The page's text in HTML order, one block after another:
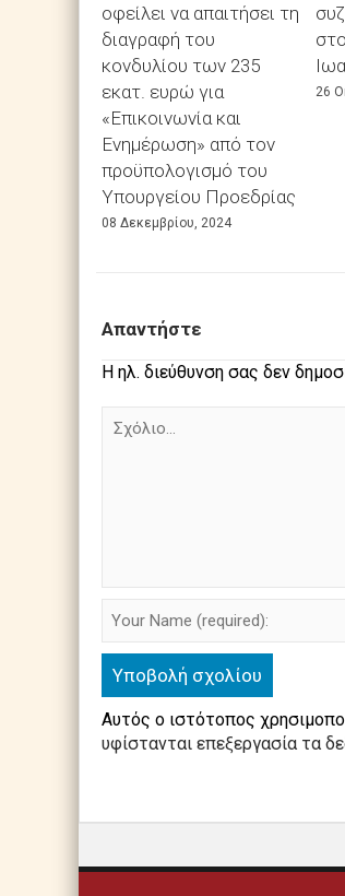
οφείλει να απαιτήσει τη
διαγραφή του
κονδυλίου των 235
εκατ. ευρώ για
«Επικοινωνία και
Ενημέρωση» από τον
προϋπολογισμό του
Υπουργείου Προεδρίας
08 Δεκεμβρίου, 2024
26
Απαντήστε
Η ηλ. διεύθυνση σας δεν
Αυτός ο ιστότοπος
υφίστανται επεξεργασία τα